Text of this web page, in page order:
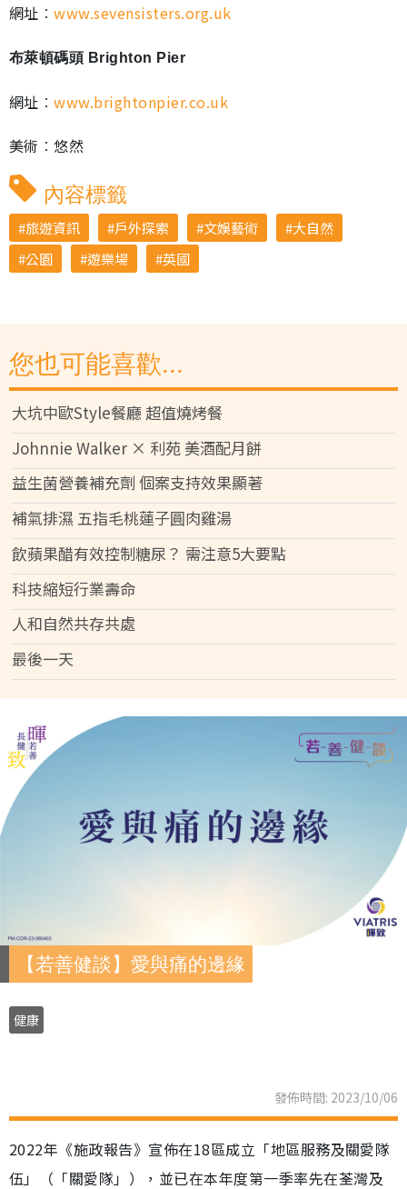
網址︰www.sevensisters.org.uk
布萊頓碼頭 Brighton Pier
網址︰www.brightonpier.co.uk
美術︰悠然
內容標籤
旅遊資訊 戶外探索 文娛藝術
大自然
公園
遊樂場 英國
您也可能喜歡...
大坑中歐Style餐廳 超值燒烤餐
Johnnie Walker × 利苑 美酒配月餅
益生菌營養補充劑 個案支持效果顯著
補氣排濕 五指毛桃蓮子圓肉雞湯
飲蘋果醋有效控制糖尿？ 需注意5大要點
科技縮短行業壽命
人和自然共存共處
最後一天
【若善健談】愛與痛的邊緣
健康
發佈時間: 2023/10/06
2022年《施政報告》宣佈在18區成立「地區服務及關愛隊
伍」（「關愛隊」），並已在本年度第一季率先在荃灣及